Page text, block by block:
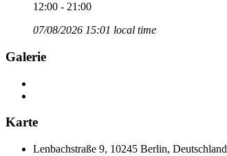
12:00 - 21:00
07/08/2026 15:01 local time
Galerie
Karte
Lenbachstraße 9, 10245 Berlin, Deutschland